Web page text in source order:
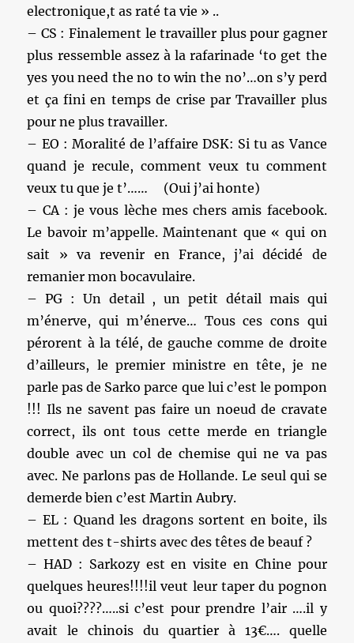
electronique,t as raté ta vie » ..
– CS : Finalement le travailler plus pour gagner
plus ressemble assez à la rafarinade ‘to get the
yes you need the no to win the no’…on s’y perd
et ça fini en temps de crise par Travailler plus
pour ne plus travailler.
– EO : Moralité de l’affaire DSK: Si tu as Vance
quand je recule, comment veux tu comment
veux tu que je t’…… (Oui j’ai honte)
– CA : je vous lèche mes chers amis facebook.
Le bavoir m’appelle. Maintenant que « qui on
sait » va revenir en France, j’ai décidé de
remanier mon bocavulaire.
– PG : Un detail , un petit détail mais qui
m’énerve, qui m’énerve… Tous ces cons qui
pérorent à la télé, de gauche comme de droite
d’ailleurs, le premier ministre en tête, je ne
parle pas de Sarko parce que lui c’est le pompon
!!! Ils ne savent pas faire un noeud de cravate
correct, ils ont tous cette merde en triangle
double avec un col de chemise qui ne va pas
avec. Ne parlons pas de Hollande. Le seul qui se
demerde bien c’est Martin Aubry.
– EL : Quand les dragons sortent en boite, ils
mettent des t-shirts avec des têtes de beauf ?
– HAD : Sarkozy est en visite en Chine pour
quelques heures!!!!il veut leur taper du pognon
ou quoi????…..si c’est pour prendre l’air ….il y
avait le chinois du quartier à 13€…. quelle